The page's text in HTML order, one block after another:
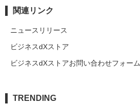
関連リンク
ニュースリリース
ビジネスdXストア
ビジネスdXストアお問い合わせフォーム
TRENDING